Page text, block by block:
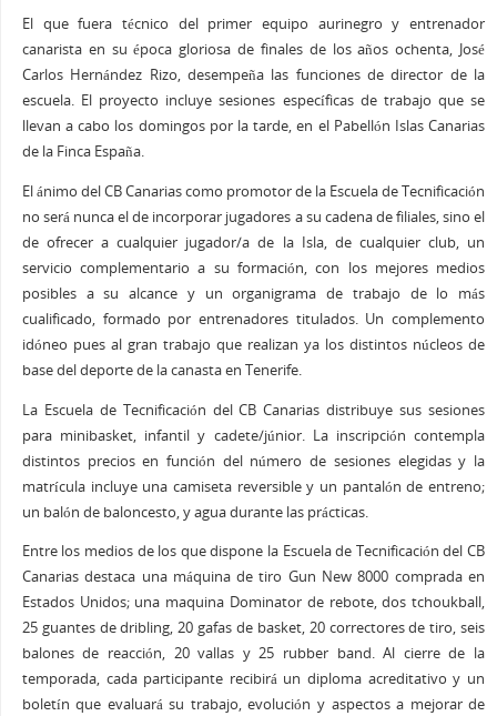
El que fuera técnico del primer equipo aurinegro y entrenador
canarista en su época gloriosa de finales de los años ochenta, José
Carlos Hernández Rizo, desempeña las funciones de director de la
escuela. El proyecto incluye sesiones específicas de trabajo que se
llevan a cabo los domingos por la tarde, en el Pabellón Islas Canarias
de la Finca España.
El ánimo del CB Canarias como promotor de la Escuela de Tecnificación
no será nunca el de incorporar jugadores a su cadena de filiales, sino el
de ofrecer a cualquier jugador/a de la Isla, de cualquier club, un
servicio complementario a su formación, con los mejores medios
posibles a su alcance y un organigrama de trabajo de lo más
cualificado, formado por entrenadores titulados. Un complemento
idóneo pues al gran trabajo que realizan ya los distintos núcleos de
base del deporte de la canasta en Tenerife.
La Escuela de Tecnificación del CB Canarias distribuye sus sesiones
para minibasket, infantil y cadete/júnior. La inscripción contempla
distintos precios en función del número de sesiones elegidas y la
matrícula incluye una camiseta reversible y un pantalón de entreno;
un balón de baloncesto, y agua durante las prácticas.
Entre los medios de los que dispone la Escuela de Tecnificación del CB
Canarias destaca una máquina de tiro Gun New 8000 comprada en
Estados Unidos; una maquina Dominator de rebote, dos tchoukball,
25 guantes de dribling, 20 gafas de basket, 20 correctores de tiro, seis
balones de reacción, 20 vallas y 25 rubber band. Al cierre de la
temporada, cada participante recibirá un diploma acreditativo y un
boletín que evaluará su trabajo, evolución y aspectos a mejorar de